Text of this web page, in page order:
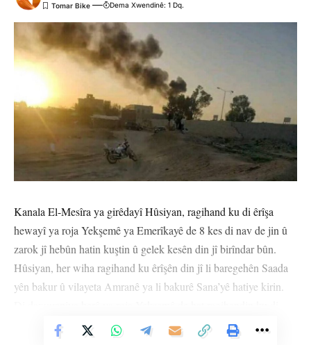
Dema Xwendinê: 1 Dq.
Kanala El-Mesîra ya girêdayî Hûsiyan, ragihand ku di êrîşa
hewayî ya roja Yekşemê ya Emerîkayê de 8 kes di nav de jin û
zarok jî hebûn hatin kuştin û gelek kesên din jî birîndar bûn.
Hûsiyan, her wiha ragihand ku êrîşên din jî li baregehên Saada
yên bakur û vilayeta Amranê ya li bakurê Sana’yê hatiye kirin.
êrîşên bi şev de 2 kes mirine.
Vê Nûçeyê Bixwîne